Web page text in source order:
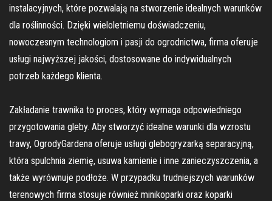
instalacyjnych, które pozwalają na stworzenie idealnych warunków
dla roślinności. Dzięki wieloletniemu doświadczeniu,
nowoczesnym technologiom i pasji do ogrodnictwa, firma oferuje
usługi najwyższej jakości, dostosowane do indywidualnych
potrzeb każdego klienta.
Zakładanie trawnika to proces, który wymaga odpowiedniego
przygotowania gleby. Aby stworzyć idealne warunki dla wzrostu
trawy, OgrodyGardena oferuje usługi glebogryzarką separacyjną,
która spulchnia ziemię, usuwa kamienie i inne zanieczyszczenia, a
także wyrównuje podłoże. W przypadku trudniejszych warunków
terenowych firma stosuje również minikoparki oraz koparki